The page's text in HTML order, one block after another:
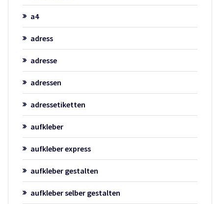
a4
adress
adresse
adressen
adressetiketten
aufkleber
aufkleber express
aufkleber gestalten
aufkleber selber gestalten